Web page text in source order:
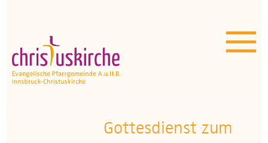
Unser Angebot
OEZ
Gottesdienst zum